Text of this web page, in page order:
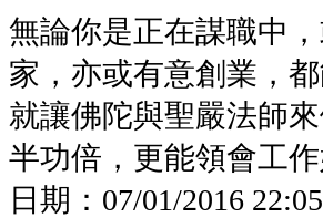
無論你是正在謀職中
家，亦或有意創業，
就讓佛陀與聖嚴法師
半功倍，更能領會工
日期： 07/01/2016